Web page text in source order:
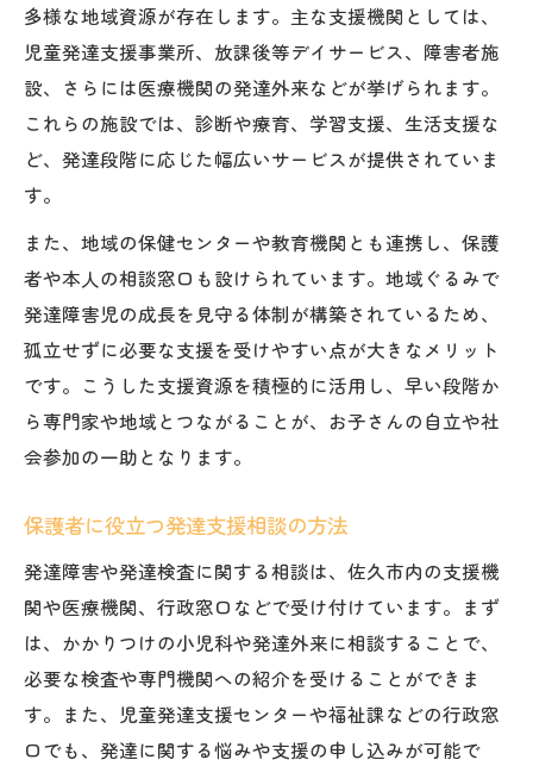
多様な地域資源が存在します。主な支援機関としては、
児童発達支援事業所、放課後等デイサービス、障害者施
設、さらには医療機関の発達外来などが挙げられます。
これらの施設では、診断や療育、学習支援、生活支援な
ど、発達段階に応じた幅広いサービスが提供されていま
す。
また、地域の保健センターや教育機関とも連携し、保護
者や本人の相談窓口も設けられています。地域ぐるみで
発達障害児の成長を見守る体制が構築されているため、
孤立せずに必要な支援を受けやすい点が大きなメリット
です。こうした支援資源を積極的に活用し、早い段階か
ら専門家や地域とつながることが、お子さんの自立や社
会参加の一助となります。
保護者に役立つ発達支援相談の方法
発達障害や発達検査に関する相談は、佐久市内の支援機
関や医療機関、行政窓口などで受け付けています。まず
は、かかりつけの小児科や発達外来に相談することで、
必要な検査や専門機関への紹介を受けることができま
す。また、児童発達支援センターや福祉課などの行政窓
口でも、発達に関する悩みや支援の申し込みが可能で